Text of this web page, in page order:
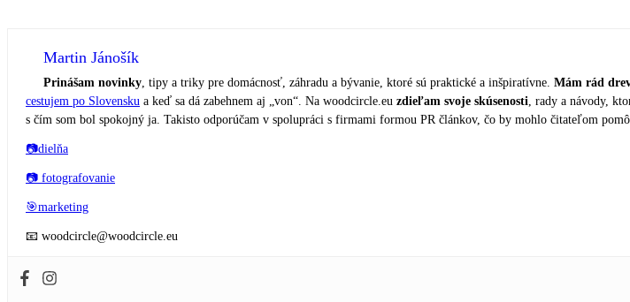
Martin Jánošík
Prinášam novinky, tipy a triky pre domácnosť, záhradu a bývanie, ktoré sú praktické a inšpiratívne. Mám rád
cestujem po Slovensku a keď sa dá zabehnem aj „von“. Na woodcircle.eu zdieľam svoje skúsenosti, rady a návody,
s čím som bol spokojný ja. Takisto odporúčam v spolupráci s firmami formou PR článkov, čo by mohlo čitateľom
📷dielňa
📷 fotografovanie
🎯marketing
📧 woodcircle@woodcircle.eu